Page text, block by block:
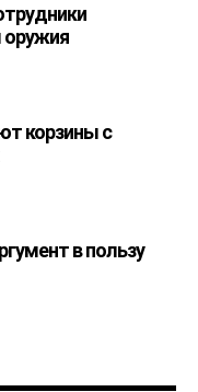
оружия
корзины с
в пользу